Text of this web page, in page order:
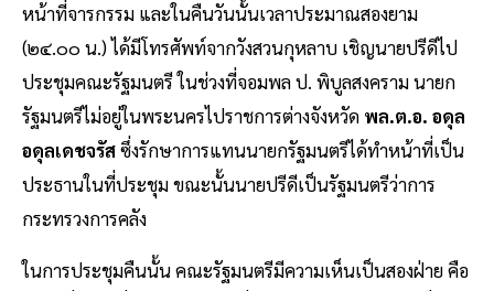
หน้าที่จารกรรม และในคืนวันนั้นเวลาประมาณสองยาม
(๒๔.๐๐ น.) ได้มีโทรศัพท์จากวังสวนกุหลาบ เชิญนายปรีดีไป
ประชุมคณะรัฐมนตรี ในช่วงที่จอมพล ป. พิบูลสงคราม นายก
รัฐมนตรีไม่อยู่ในพระนครไปราชการต่างจังหวัด พล.ต.อ. อดุล
อดุลเดชจรัสซึ่งรักษาการแทนนายกรัฐมนตรีได้ทำหน้าที่เป็น
ประธานในที่ประชุม ขณะนั้นนายปรีดีเป็นรัฐมนตรีว่าการ
กระทรวงการคลัง
ในการประชุมคืนนั้น คณะรัฐมนตรีมีความเห็นเป็นสองฝ่าย คือ